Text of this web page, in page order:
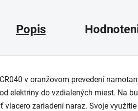
Popis
v oranžovom prevedení
elektriny do vzdialených miest. Na
viacero zariadení naraz. Svoje